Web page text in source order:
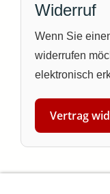
Widerruf
Wenn Sie
widerrufen
elektronisch
Vertrag